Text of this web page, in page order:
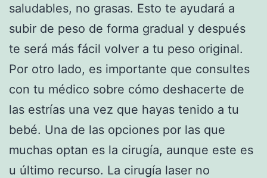
saludables, no grasas. Esto te ayudará a
subir de peso de forma gradual y después
te será más fácil volver a tu peso original.
Por otro lado, es importante que consultes
con tu médico sobre cómo deshacerte de
las estrías una vez que hayas tenido a tu
bebé. Una de las opciones por las que
muchas optan es la cirugía, aunque este es
u último recurso. La cirugía laser no